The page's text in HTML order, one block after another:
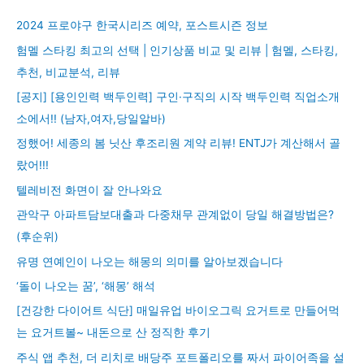
2024 프로야구 한국시리즈 예약, 포스트시즌 정보
험멜 스타킹 최고의 선택 | 인기상품 비교 및 리뷰 | 험멜, 스타킹,
추천, 비교분석, 리뷰
[공지] [용인인력 백두인력] 구인·구직의 시작 백두인력 직업소개
소에서!! (남자,여자,당일알바)
정했어! 세종의 봄 닛산 후조리원 계약 리뷰! ENTJ가 계산해서 골
랐어!!!
텔레비전 화면이 잘 안나와요
관악구 아파트담보대출과 다중채무 관계없이 당일 해결방법은?
(후순위)
유명 연예인이 나오는 해몽의 의미를 알아보겠습니다
‘돌이 나오는 꿈’, ‘해몽’ 해석
[건강한 다이어트 식단] 매일유업 바이오그릭 요거트로 만들어먹
는 요거트볼~ 내돈으로 산 정직한 후기
주식 앱 추천, 더 리치로 배당주 포트폴리오를 짜서 파이어족을 설